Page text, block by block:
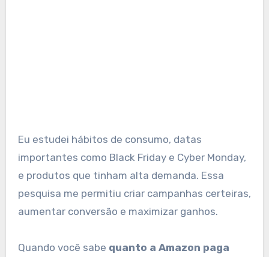
Eu estudei hábitos de consumo, datas
importantes como Black Friday e Cyber Monday,
e produtos que tinham alta demanda. Essa
pesquisa me permitiu criar campanhas certeiras,
aumentar conversão e maximizar ganhos.
Quando você sabe quanto a Amazon paga